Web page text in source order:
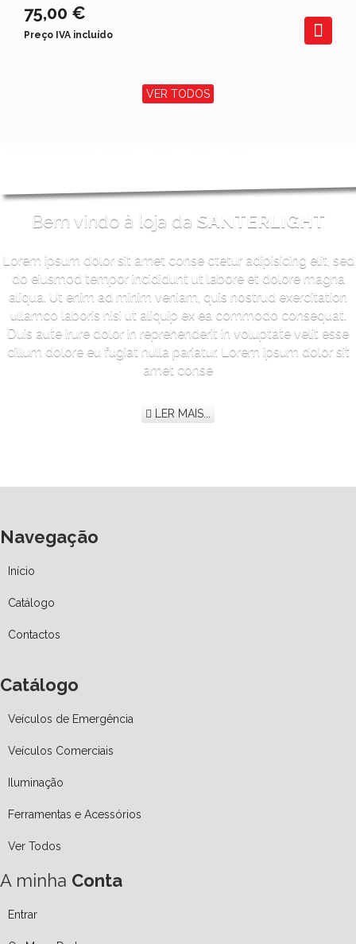
75,00 €
Preço IVA incluído
VER TODOS
Bem vindo à loja da SANTERLIGHT
Lorem ipsum dolor sit amet conse ctetur adipisicing elit, sed
do eiusmod tempor incididunt ut labore et dolore magna
aliqua. Ut enim ad minim veniam, quis nostrud exercitation
ullamco laboris nisi ut aliquip ex ea commodo consequat.
Duis aute irure dolor in reprehenderit in voluptate velit esse
cillum dolore eu fugiat nulla pariatur. Lorem ipsum dolor sit
amet conse
LER MAIS...
Navegação
Início
Catálogo
Contactos
Catálogo
Veículos de Emergência
Veículos Comerciais
Iluminação
Ferramentas e Acessórios
Ver Todos
A minha Conta
Entrar